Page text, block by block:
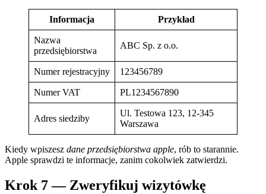
Informacja Przykład
Nazwa
przedsiębiorstwa
ABC Sp. z o.o.
Numer rejestracyjny 123456789
Numer VAT PL1234567890
Adres siedziby
Ul. Testowa 123, 12-345
Warszawa
Kiedy wpiszesz dane przedsiębiorstwa apple, rób to starannie.
Apple sprawdzi te informacje, zanim cokolwiek zatwierdzi.
Krok 7 — Zweryfikuj wizytówkę